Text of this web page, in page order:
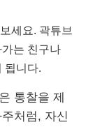
세요. 곽튜브
는 친구나
됩니다.
통찰을 제
처럼, 자신